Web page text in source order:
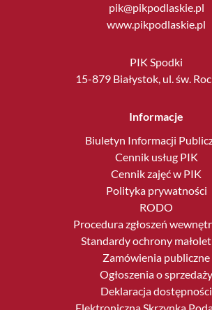
pik@pikpodlaskie.pl
www.pikpodlaskie.pl
PIK Spodki
15-879 Białystok, ul. św.
Informacje
Biuletyn Informacji
Cennik usług PIK
Cennik zajęć w PIK
Polityka prywatności
RODO
Procedura zgłoszeń
Standardy ochrony
Zamówienia publiczne
Ogłoszenia o sprzedaży
Deklaracja dostępności